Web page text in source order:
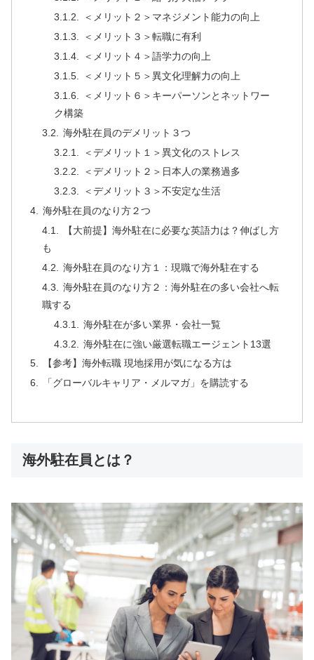
＜メリット２＞マネジメント能力の向上
＜メリット３＞転職に有利
＜メリット４＞語学力の向上
＜メリット５＞異文化理解力の向上
＜メリット６＞キーパーソンとネットワー
ク構築
海外駐在員のデメリット３つ
＜デメリット１＞異文化のストレス
＜デメリット２＞日本人の業務過多
＜デメリット３＞不安定な生活
海外駐在員のなり方２つ
【大前提】海外駐在に必要な英語力は？伸ばし方
も
海外駐在員のなり方１：現職で海外駐在する
海外駐在員のなり方２：海外駐在の多い会社へ転
職する
海外駐在が多い業界・会社一覧
海外駐在に強い厳選転職エージェント13選
【参考】海外転職 現地採用が気になる方は
「グローバルキャリア・メルマガ」を購読する
海外駐在員とは？